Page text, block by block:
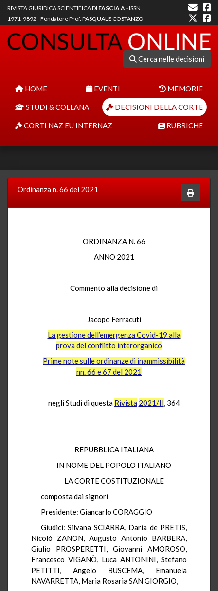
RIVISTA GIURIDICA SCIENTIFICA DI FASCIA A- ISSN
1971-9892 - Fondatore Prof. PASQUALE COSTANZO
Cerca nelle decisioni
HOME EVENTI MEMORIE
STUDI & COLLANA DECISIONI DELLA CORTE
CORTI NAZ EU INTERNAZ RUBRICHE
Ordinanza n. 66 del 2021
ORDINANZA N. 66
ANNO 2021
Commento alla decisione di
Jacopo Ferracuti
La gestione dell’emergenza Covid-19 alla
prova del conflitto interorganico
Prime note sulle ordinanze di inammissibilità
nn. 66 e 67 del 2021
negli Studi di questa Rivista 2021/II, 364
REPUBBLICA ITALIANA
IN NOME DEL POPOLO ITALIANO
LA CORTE COSTITUZIONALE
composta dai signori:
Presidente: Giancarlo CORAGGIO
Giudici: Silvana SCIARRA, Daria de PRETIS,
Nicolò ZANON, Augusto Antonio BARBERA,
Giulio PROSPERETTI, Giovanni AMOROSO,
Francesco VIGANÒ, Luca ANTONINI, Stefano
PETITTI, Angelo BUSCEMA, Emanuela
NAVARRETTA, Maria Rosaria SAN GIORGIO,